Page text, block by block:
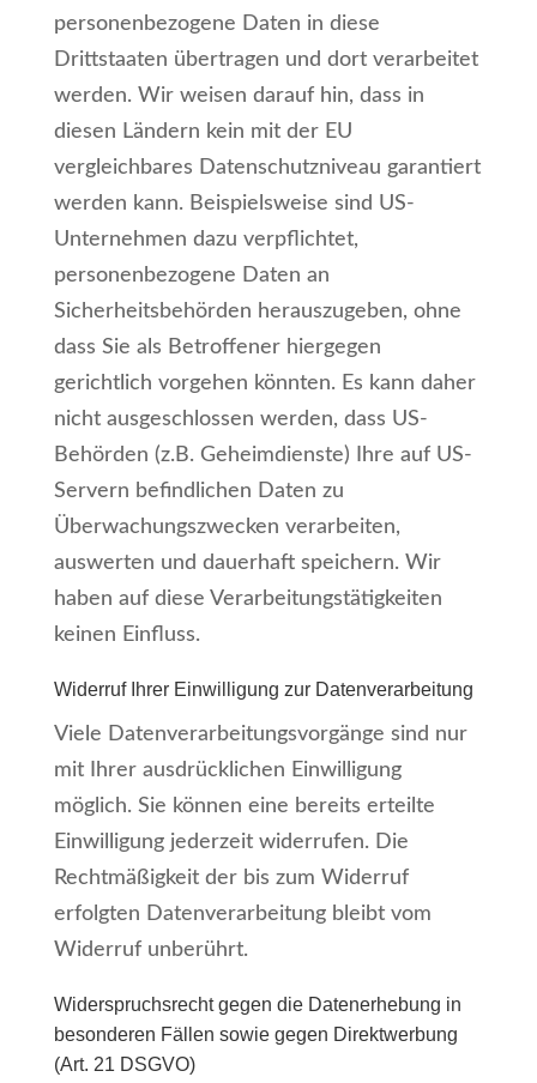
personenbezogene Daten in diese
Drittstaaten übertragen und dort verarbeitet
werden. Wir weisen darauf hin, dass in
diesen Ländern kein mit der EU
vergleichbares Datenschutzniveau garantiert
werden kann. Beispielsweise sind US-
Unternehmen dazu verpflichtet,
personenbezogene Daten an
Sicherheitsbehörden herauszugeben, ohne
dass Sie als Betroffener hiergegen
gerichtlich vorgehen könnten. Es kann daher
nicht ausgeschlossen werden, dass US-
Behörden (z.B. Geheimdienste) Ihre auf US-
Servern befindlichen Daten zu
Überwachungszwecken verarbeiten,
auswerten und dauerhaft speichern. Wir
haben auf diese Verarbeitungstätigkeiten
keinen Einfluss.
Widerruf Ihrer Einwilligung zur Datenverarbeitung
Viele Datenverarbeitungsvorgänge sind nur
mit Ihrer ausdrücklichen Einwilligung
möglich. Sie können eine bereits erteilte
Einwilligung jederzeit widerrufen. Die
Rechtmäßigkeit der bis zum Widerruf
erfolgten Datenverarbeitung bleibt vom
Widerruf unberührt.
Widerspruchsrecht gegen die Datenerhebung in
besonderen Fällen sowie gegen Direktwerbung
(Art. 21 DSGVO)